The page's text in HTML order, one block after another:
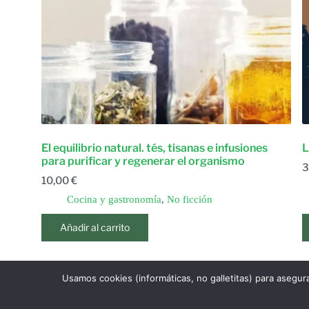
El equilibrio natural. tés, tisanas e infusiones
para purificar y regenerar el organismo
10,00€
Cocina y gastronomía, No ficción
Añadir al carrito
Usamos cookies (informáticas, no galletitas) para